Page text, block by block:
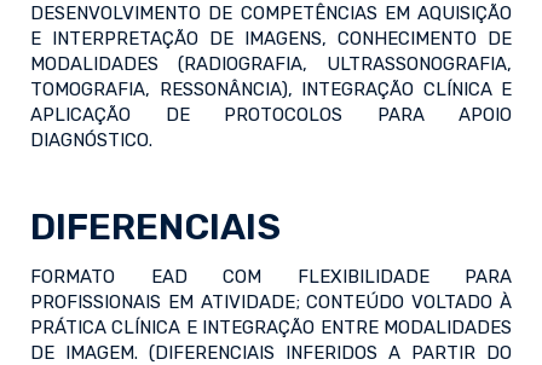
DESENVOLVIMENTO DE COMPETÊNCIAS EM AQUISIÇÃO
E INTERPRETAÇÃO DE IMAGENS, CONHECIMENTO DE
MODALIDADES (RADIOGRAFIA, ULTRASSONOGRAFIA,
TOMOGRAFIA, RESSONÂNCIA), INTEGRAÇÃO CLÍNICA E
APLICAÇÃO DE PROTOCOLOS PARA APOIO
DIAGNÓSTICO.
DIFERENCIAIS
FORMATO EAD COM FLEXIBILIDADE PARA
PROFISSIONAIS EM ATIVIDADE; CONTEÚDO VOLTADO À
PRÁTICA CLÍNICA E INTEGRAÇÃO ENTRE MODALIDADES
DE IMAGEM. (DIFERENCIAIS INFERIDOS A PARTIR DO